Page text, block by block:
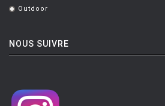
. Outdoor
NOUS SUIVRE